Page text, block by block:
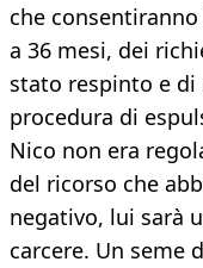
che
a 36 mesi, dei
stato respinto e
procedura di
Nico non era
del ricorso che
negativo, lui sarà
carcere. Un seme